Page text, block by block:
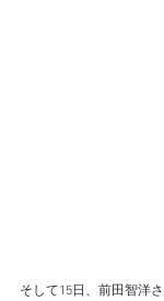
そして15日、前田智洋